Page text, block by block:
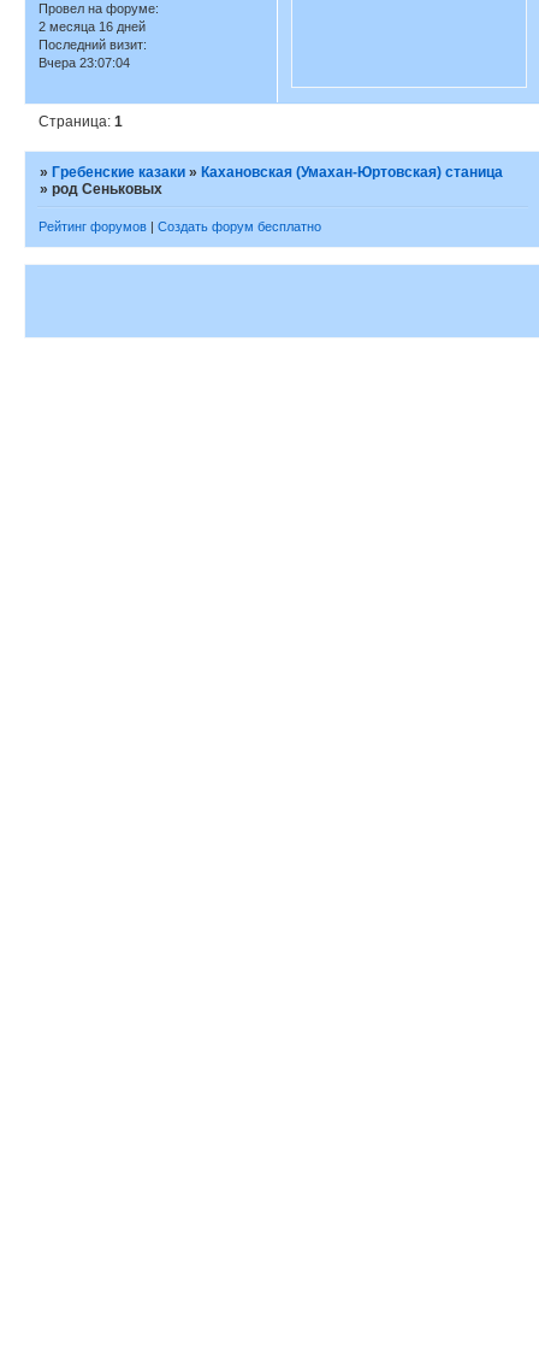
Провел на форуме:
2 месяца 16 дней
Последний визит:
Вчера 23:07:04
Страница:1
»Гребенские казаки »Кахановская (Умахан-Юртовская) станица
»род Сеньковых
Рейтинг форумов | Создать форум бесплатно